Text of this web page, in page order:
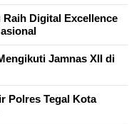
Digital Excellence
Jamnas XII di
Polres Tegal Kota